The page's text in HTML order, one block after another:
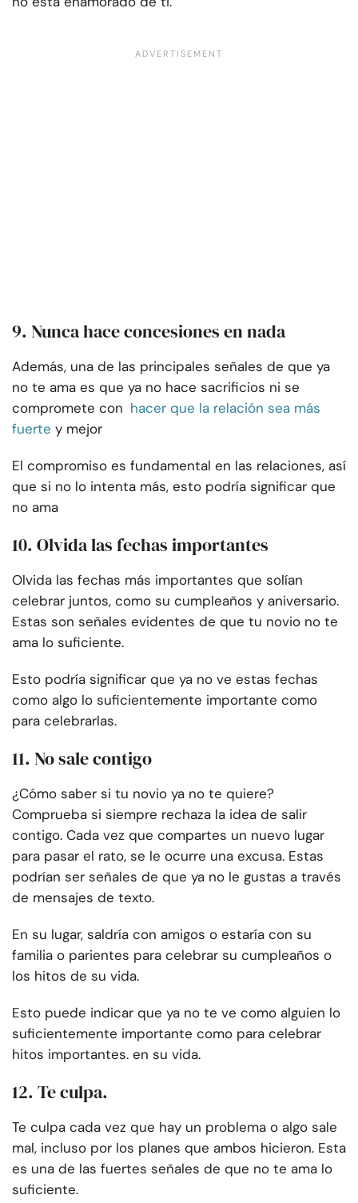
9. Nunca hace concesiones en nada
Además, una de las principales señales de que ya
no te ama es que ya no hace sacrificios ni se
compromete con hacer que la relación sea más
fuerte y mejor
El compromiso es fundamental en las relaciones, así
que si no lo intenta más, esto podría significar que
no ama
10. Olvida las fechas importantes
Olvida las fechas más importantes que solían
celebrar juntos, como su cumpleaños y aniversario.
Estas son señales evidentes de que tu novio no te
ama lo suficiente.
Esto podría significar que ya no ve estas fechas
como algo lo suficientemente importante como
para celebrarlas.
11. No sale contigo
¿Cómo saber si tu novio ya no te quiere?
Comprueba si siempre rechaza la idea de salir
contigo. Cada vez que compartes un nuevo lugar
para pasar el rato, se le ocurre una excusa. Estas
podrían ser señales de que ya no le gustas a través
de mensajes de texto.
En su lugar, saldría con amigos o estaría con su
familia o parientes para celebrar su cumpleaños o
los hitos de su vida.
Esto puede indicar que ya no te ve como alguien lo
suficientemente importante como para celebrar
hitos importantes. en su vida.
12. Te culpa.
Te culpa cada vez que hay un problema o algo sale
mal, incluso por los planes que ambos hicieron. Esta
es una de las fuertes señales de que no te ama lo
suficiente.